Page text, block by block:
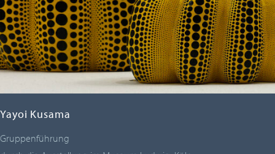
Yayoi Kusama
Gruppenführung